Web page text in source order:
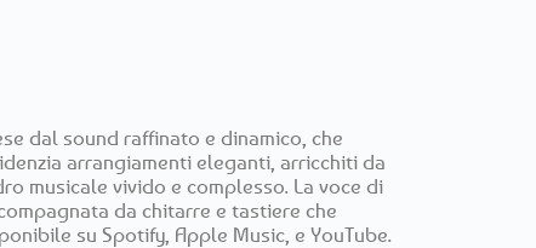
dal sound raffinato e dinamico, che
arrangiamenti eleganti, arricchiti da
musicale vivido e complesso. La voce di
da chitarre e tastiere che
su Spotify, Apple Music, e YouTube.